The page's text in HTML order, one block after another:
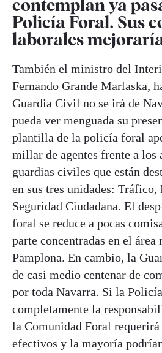
contemplan ya
Policía Foral. Sus
laborales
También el ministro del
Fernando Grande Marlaska,
Guardia Civil no se irá de
pueda ver menguada su
plantilla de la policía foral
millar de agentes frente a los
guardias civiles que están
en sus tres unidades:
Seguridad Ciudadana. El
foral se reduce a pocas
parte concentradas en el
Pamplona. En cambio, la
de casi medio centenar de
por toda Navarra. Si la
completamente la
la Comunidad Foral requerirá
efectivos y la mayoría